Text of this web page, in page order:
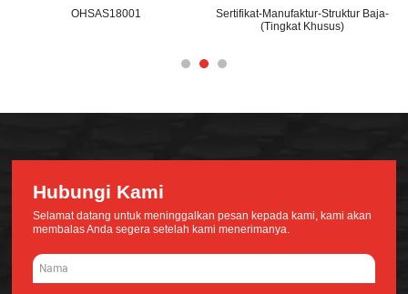
OHSAS18001
Sertifikat-Manufaktur-Struktur Baja-
(Tingkat Khusus)
Pusat
Hubungi Kami
Selamat datang untuk meninggalkan pesan kepada kami, kami akan
membalas Anda segera setelah kami menerimanya.